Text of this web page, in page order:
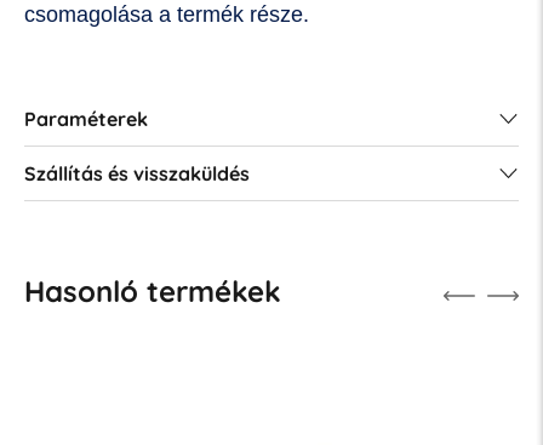
csomagolása a termék része.
Paraméterek
Szállítás és visszaküldés
Hasonló termékek